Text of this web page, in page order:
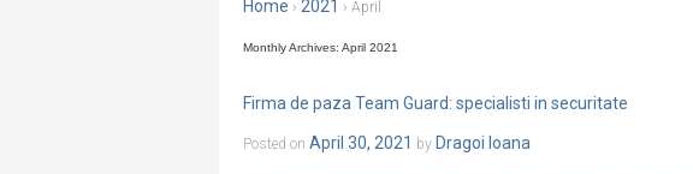
Home › 2021 › April
Monthly Archives: April 2021
Firma de paza Team Guard: specialisti in securitate
Posted on April 30, 2021 by Dragoi Ioana